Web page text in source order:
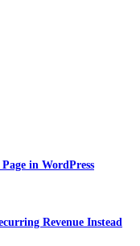
in WordPress
Revenue Instead